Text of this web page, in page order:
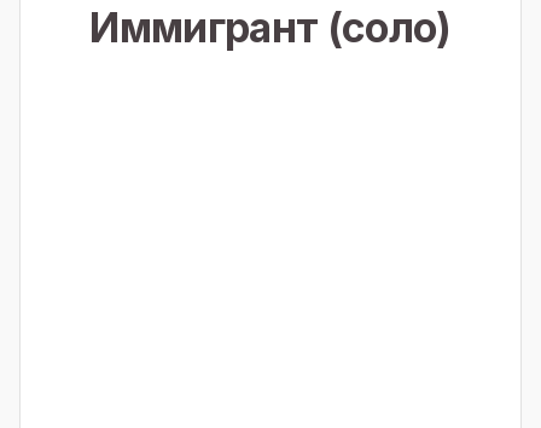
Иммигрант (соло)